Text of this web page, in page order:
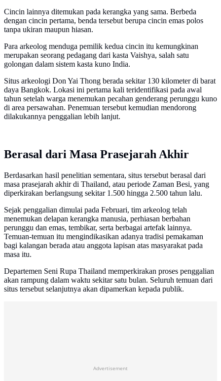
Cincin lainnya ditemukan pada kerangka yang sama. Berbeda
dengan cincin pertama, benda tersebut berupa cincin emas polos
tanpa ukiran maupun hiasan.
Para arkeolog menduga pemilik kedua cincin itu kemungkinan
merupakan seorang pedagang dari kasta Vaishya, salah satu
golongan dalam sistem kasta kuno India.
Situs arkeologi Don Yai Thong berada sekitar 130 kilometer di barat
daya Bangkok. Lokasi ini pertama kali teridentifikasi pada awal
tahun setelah warga menemukan pecahan genderang perunggu kuno
di area persawahan. Penemuan tersebut kemudian mendorong
dilakukannya penggalian lebih lanjut.
Berasal dari Masa Prasejarah Akhir
Berdasarkan hasil penelitian sementara, situs tersebut berasal dari
masa prasejarah akhir di Thailand, atau periode Zaman Besi, yang
diperkirakan berlangsung sekitar 1.500 hingga 2.500 tahun lalu.
Sejak penggalian dimulai pada Februari, tim arkeolog telah
menemukan delapan kerangka manusia, perhiasan berbahan
perunggu dan emas, tembikar, serta berbagai artefak lainnya.
Temuan-temuan itu mengindikasikan adanya tradisi pemakaman
bagi kalangan berada atau anggota lapisan atas masyarakat pada
masa itu.
Departemen Seni Rupa Thailand memperkirakan proses penggalian
akan rampung dalam waktu sekitar satu bulan. Seluruh temuan dari
situs tersebut selanjutnya akan dipamerkan kepada publik.
Advertisement